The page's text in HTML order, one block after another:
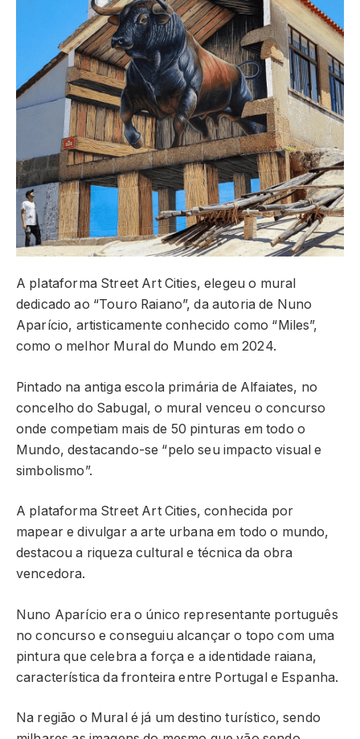
A plataforma Street Art Cities, elegeu o mural
dedicado ao “Touro Raiano”, da autoria de Nuno
Aparício, artisticamente conhecido como “Miles”,
como o melhor Mural do Mundo em 2024.
Pintado na antiga escola primária de Alfaiates, no
concelho do Sabugal, o mural venceu o concurso
onde competiam mais de 50 pinturas em todo o
Mundo, destacando-se “pelo seu impacto visual e
simbolismo”.
A plataforma Street Art Cities, conhecida por
mapear e divulgar a arte urbana em todo o mundo,
destacou a riqueza cultural e técnica da obra
vencedora.
Nuno Aparício era o único representante português
no concurso e conseguiu alcançar o topo com uma
pintura que celebra a força e a identidade raiana,
característica da fronteira entre Portugal e Espanha.
Na região o Mural é já um destino turístico, sendo